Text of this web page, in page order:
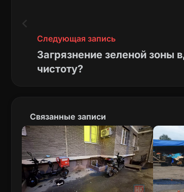
Следующая запись
Загрязнение зеленой зоны
чистоту?
Связанные записи